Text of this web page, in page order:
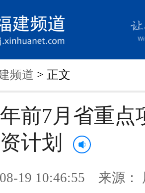
频道 > 正文
前7月省重点
计划
19 10:46:55 来源：